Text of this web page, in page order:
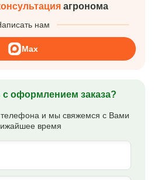
агронома
нам
Max
оформлением заказа?
телефона и мы свяжемся с Вами
время